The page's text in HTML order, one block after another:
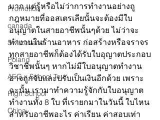
Promotion
canada
Switzerland
Poland
AEG x School Tour
High School
China
มาก แต่รู้หรือไม่ว่าการทำงานอย่างถู
กฎหมายที่ออสเตรเลียนั้นจะต้องมีใบ
อนุญาตในสายอาชีพนั้นๆด้วย ไม่ว่าจะ
ทำงานในร้านอาหาร ก่อสร้างหรือจราจร
ทุกสายอาชีพก็ต้องได้รับใบอุญาตประกอบ
วิชาชีพนั้นๆ หากไม่มีใบอนุญาตทำงาน
อาจถูกจับและปรับเป็นเงินอีกด้วย เพราะ
ฉะนั้น เรามาทำความรู้จักกับใบอนุญาต
ทำงานทั้ง 8 ใบ ที่เรายกมาในวันนี้ ใบไหน
สำหรับอาชีพอะไร ค่าเรียน ค่าสอบเท่า